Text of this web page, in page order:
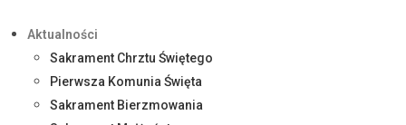
Aktualności
Sakrament Chrztu Świętego
Pierwsza Komunia Święta
Sakrament Bierzmowania